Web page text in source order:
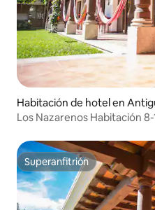
Habitación de hotel en
Los Nazarenos Habitación
Superanfitrión
Superanfitrión